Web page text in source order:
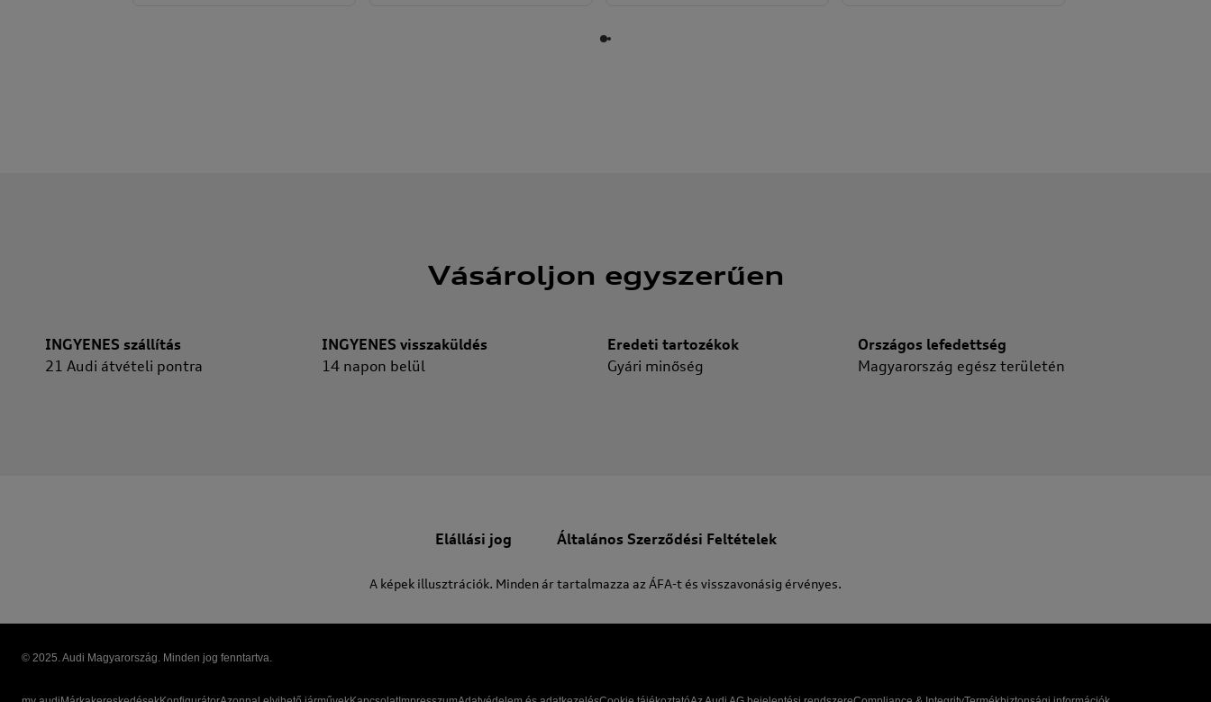
Vásároljon egyszerűen
INGYENES szállítás
21 Audi átvételi pontra
INGYENES visszaküldés
14 napon belül
Eredeti tartozékok
Gyári minőség
Országos lefedettség
Magyarország egész területén
Elállási jog Általános Szerződési Feltételek
A képek illusztrációk. Minden ár tartalmazza az ÁFA-t és visszavonásig érvényes.
© 2025. Audi Magyarország. Minden jog fenntartva.